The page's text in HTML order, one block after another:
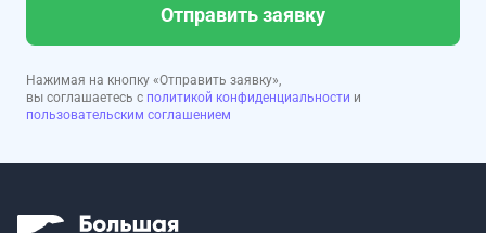
Отправить заявку
Нажимая на кнопку «Отправить заявку»,
вы соглашаетесь с политикой конфиденциальности и
пользовательским соглашением